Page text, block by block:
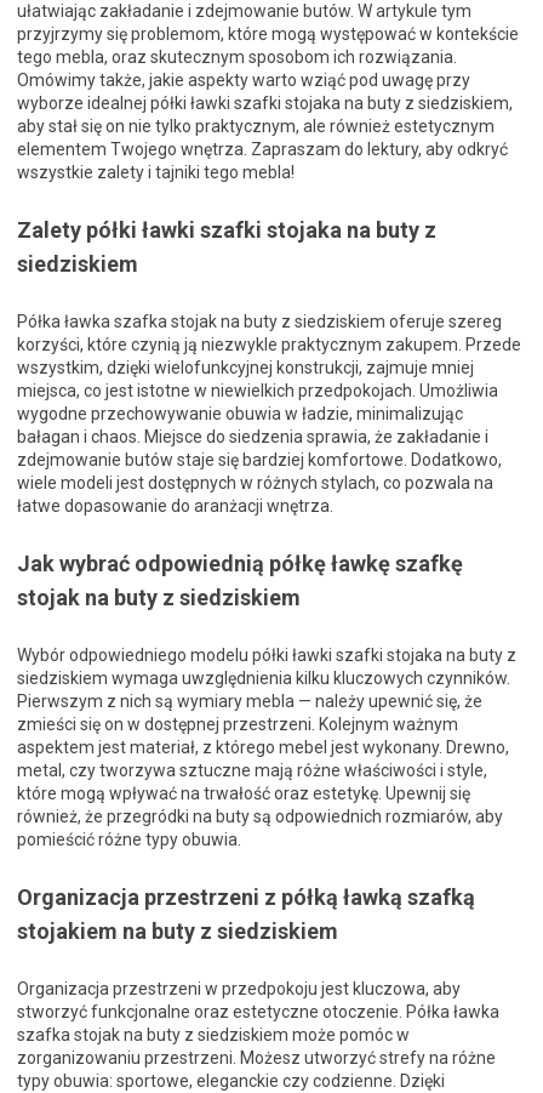
ułatwiając zakładanie i zdejmowanie butów. W artykule tym
przyjrzymy się problemom, które mogą występować w kontekście
tego mebla, oraz skutecznym sposobom ich rozwiązania.
Omówimy także, jakie aspekty warto wziąć pod uwagę przy
wyborze idealnej półki ławki szafki stojaka na buty z siedziskiem,
aby stał się on nie tylko praktycznym, ale również estetycznym
elementem Twojego wnętrza. Zapraszam do lektury, aby odkryć
wszystkie zalety i tajniki tego mebla!
Zalety półki ławki szafki stojaka na buty z
siedziskiem
Półka ławka szafka stojak na buty z siedziskiem oferuje szereg
korzyści, które czynią ją niezwykle praktycznym zakupem. Przede
wszystkim, dzięki wielofunkcyjnej konstrukcji, zajmuje mniej
miejsca, co jest istotne w niewielkich przedpokojach. Umożliwia
wygodne przechowywanie obuwia w ładzie, minimalizując
bałagan i chaos. Miejsce do siedzenia sprawia, że zakładanie i
zdejmowanie butów staje się bardziej komfortowe. Dodatkowo,
wiele modeli jest dostępnych w różnych stylach, co pozwala na
łatwe dopasowanie do aranżacji wnętrza.
Jak wybrać odpowiednią półkę ławkę szafkę
stojak na buty z siedziskiem
Wybór odpowiedniego modelu półki ławki szafki stojaka na buty z
siedziskiem wymaga uwzględnienia kilku kluczowych czynników.
Pierwszym z nich są wymiary mebla — należy upewnić się, że
zmieści się on w dostępnej przestrzeni. Kolejnym ważnym
aspektem jest materiał, z którego mebel jest wykonany. Drewno,
metal, czy tworzywa sztuczne mają różne właściwości i style,
które mogą wpływać na trwałość oraz estetykę. Upewnij się
również, że przegródki na buty są odpowiednich rozmiarów, aby
pomieścić różne typy obuwia.
Organizacja przestrzeni z półką ławką szafką
stojakiem na buty z siedziskiem
Organizacja przestrzeni w przedpokoju jest kluczowa, aby
stworzyć funkcjonalne oraz estetyczne otoczenie. Półka ławka
szafka stojak na buty z siedziskiem może pomóc w
zorganizowaniu przestrzeni. Możesz utworzyć strefy na różne
typy obuwia: sportowe, eleganckie czy codzienne. Dzięki